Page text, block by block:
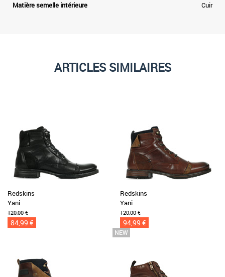
Matière semelle intérieure Cuir
ARTICLES SIMILAIRES
Redskins
Yani
120,00 €
84,99 €
Redskins
Yani
120,00 €
94,99 €